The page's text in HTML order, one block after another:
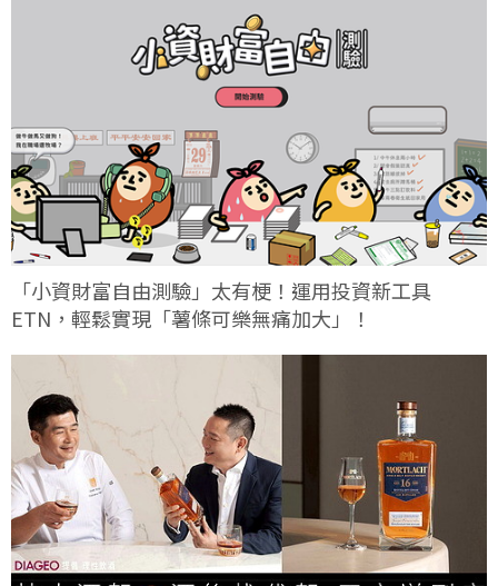
「小資財富自由測驗」太有梗！運用投資新工具
ETN，輕鬆實現「薯條可樂無痛加大」！